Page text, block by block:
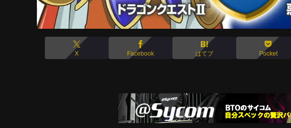
X Facebook はてブ Pocket